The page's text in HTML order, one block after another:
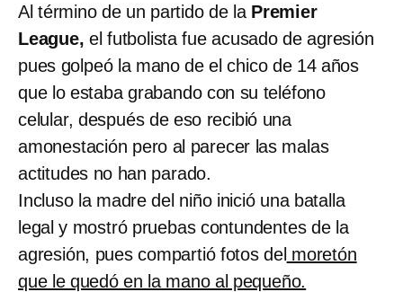
Al término de un partido de la Premier
League, el futbolista fue acusado de agresión
pues golpeó la mano de el chico de 14 años
que lo estaba grabando con su teléfono
celular, después de eso recibió una
amonestación pero al parecer las malas
actitudes no han parado.
Incluso la madre del niño inició una batalla
legal y mostró pruebas contundentes de la
agresión, pues compartió fotos del moretón
que le quedó en la mano al pequeño.